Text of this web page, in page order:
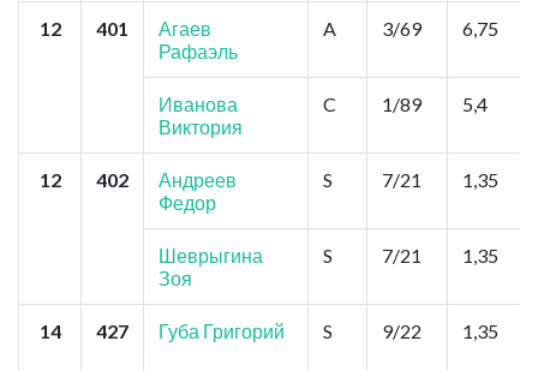
12 401
Агаев
Рафаэль
A 3/69 6,75
Иванова
Виктория
C 1/89 5,4
12 402
Андреев
Федор
S 7/21 1,35
Шеврыгина
Зоя
S 7/21 1,35
14 427 Губа Григорий S 9/22 1,35